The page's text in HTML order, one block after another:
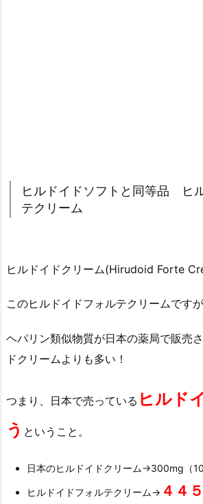
ヒルドイドソフトと同等品 ヒ
テクリーム
ヒルドイドクリーム(Hirudoid Forte
このヒルドイドフォルテクリームです
ヘパリン類似物質が日本の薬局で販売
ドクリームよりも多い！
つまり、日本で売っている ヒルド
う ということ。
日本のヒルドイドクリーム→300mg（
ヒルドイドフォルテクリーム→ ４４